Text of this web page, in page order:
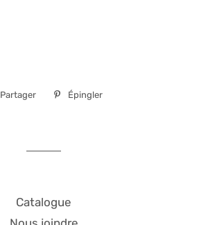
Partager
PartagerÉpingler
Catalogue